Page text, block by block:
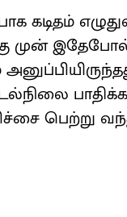
கடிதம்
முன்
பெற்று